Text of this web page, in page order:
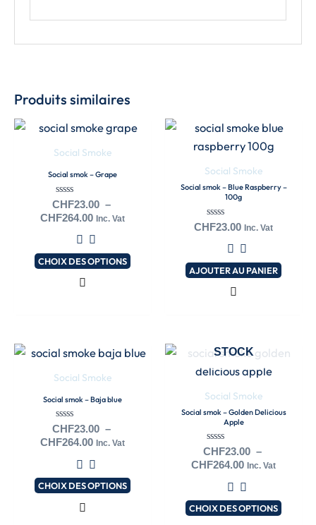
Produits similaires
Social Smoke
Social smok – Grape
Note
0
sur
CHF23.00 –
CHF264.00
Plage
prix :
à
Inc. Vat
CHOIX DES OPTIONS
Ce
produit
plusieurs
variations.
Les
options
peuvent
page
produit
Social Smoke
Social smok – Blue Raspberry –
100g
Note
CHF23.00 Inc. Vat
AJOUTER AU PANIER
Social Smoke
Social smok – Baja blue
Note
0
sur
CHF23.00 –
CHF264.00
Plage
prix :
à
Inc. Vat
CHOIX DES OPTIONS
Ce
plusieurs
variations.
Les
options
peuvent
STOCK
Social Smoke
Social smok – Golden Delicious
Apple
Note
0
sur
CHF23.00 –
CHF264.00
Plage
prix :
à
CHF264.00
Inc. Vat
CHOIX DES OPTIONS
Ce
produit
plusieurs
variations.
options
peuvent
être
choisies